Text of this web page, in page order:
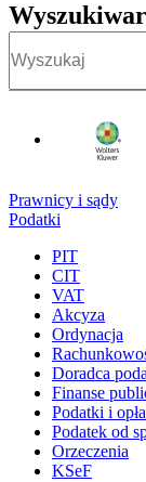
Prawnicy i sądy
Podatki
PIT
CIT
VAT
Akcyza
Ordynacja
Doradca
Finanse
Podatki i
Podatek od
Orzeczenia
KSeF